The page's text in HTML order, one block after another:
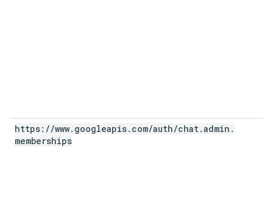
https: //www. googleapis. com/auth/chat.admin .
memberships